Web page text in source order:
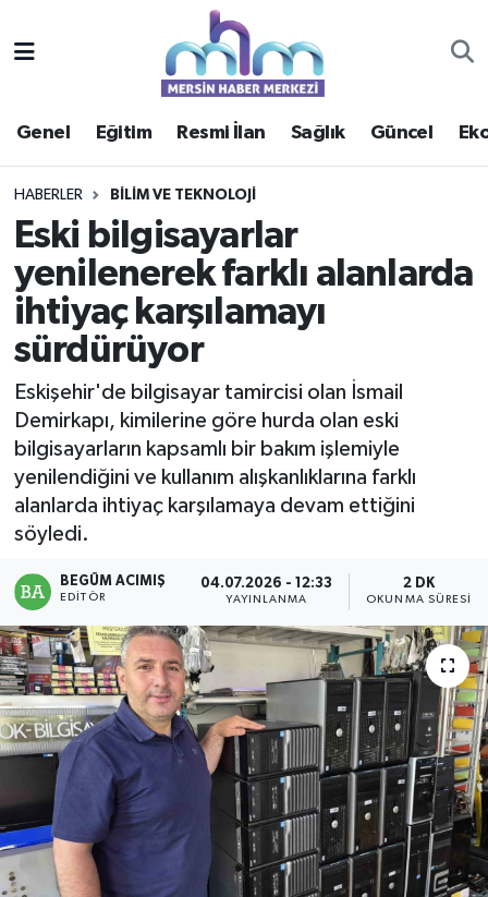
Genel Eğitim Resmi İlan Sağlık Güncel
HABERLER BILIM VE TEKNOLOJI
Eski bilgisayarlar
yenilenerek farklı alanlarda
ihtiyaç karşılamayı
sürdürüyor
Eskişehir'de bilgisayar tamircisi olan İsmail
Demirkapı, kimilerine göre hurda olan eski
bilgisayarların kapsamlı bir bakım işlemiyle
yenilendiğini ve kullanım alışkanlıklarına farklı
alanlarda ihtiyaç karşılamaya devam ettiğini
söyledi.
BEGÜM ACIMIŞ
EDITÖR
04.07.2026 - 12:33
YAYINLANMA
2 DK
OKUNMA SÜRESI
Çevre
Eğitim
Ekonomi
Genel
Güncel
Haberde insan
Kültür - Sanat
Magazin
Mersin
Mersin Tarihi
Özel Haber
Politika
Resmi İlan
Sağlık
Mersin Hava Durumu
Mersin Trafik Yoğunluk Haritası
Süper Lig Puan Durumu ve Fikstür
Tüm Manşetler
Son Dakika Haberleri
Haber Arşivi